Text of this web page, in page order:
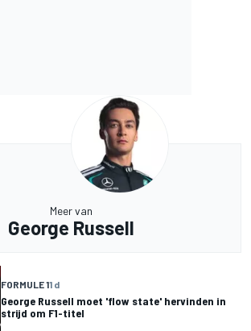
Meer van
George Russell
FORMULE 11 d
George Russell moet 'flow state' hervinden in
strijd om F1-titel